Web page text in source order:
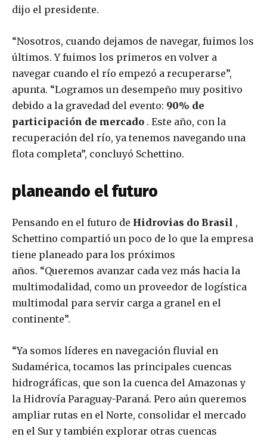
dijo el presidente.
“Nosotros, cuando dejamos de navegar, fuimos los
últimos. Y fuimos los primeros en volver a
navegar cuando el río empezó a recuperarse”,
apunta. “Logramos un desempeño muy positivo
debido a la gravedad del evento: 90% de
participación de mercado . Este año, con la
recuperación del río, ya tenemos navegando una
flota completa”, concluyó Schettino.
planeando el futuro
Pensando en el futuro de Hidrovias do Brasil ,
Schettino compartió un poco de lo que la empresa
tiene planeado para los próximos
años. “Queremos avanzar cada vez más hacia la
multimodalidad, como un proveedor de logística
multimodal para servir carga a granel en el
continente”.
“Ya somos líderes en navegación fluvial en
Sudamérica, tocamos las principales cuencas
hidrográficas, que son la cuenca del Amazonas y
la Hidrovía Paraguay-Paraná. Pero aún queremos
ampliar rutas en el Norte, consolidar el mercado
en el Sur y también explorar otras cuencas